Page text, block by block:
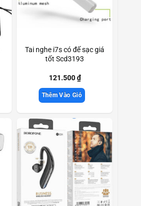
Tai nghe i7s có đế sạc giá
tốt Scd3193
121.500₫
Thêm Vào Giỏ